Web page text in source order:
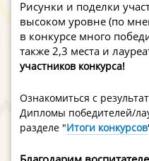
Рисунки и поделки
высоком уровне (по
в конкурсе много
также 2,3 места и
участников конкурса!
Ознакомиться с
Дипломы победителей/
разделе "Итоги конкурсов